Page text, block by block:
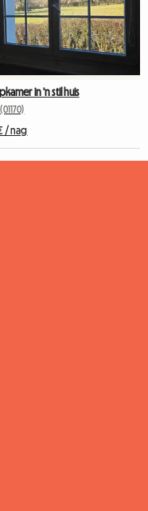
in 'n stil huis
/ nag